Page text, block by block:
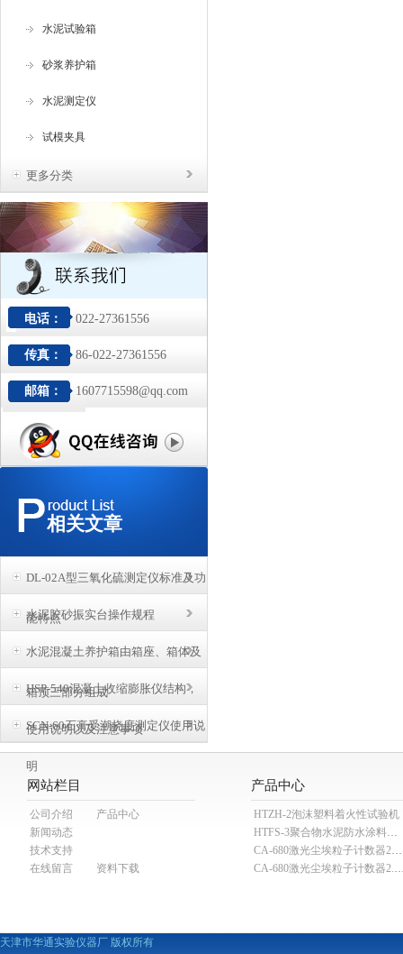
水泥试验箱
砂浆养护箱
水泥测定仪
试模夹具
更多分类
电话： 022-27361556
传真： 86-022-27361556
邮箱： 1607715598@qq.com
相关文章
DL-02A型三氧化硫测定仪标准及功
能特点
水泥胶砂振实台操作规程
水泥混凝土养护箱由箱座、箱体及
箱顶三部分组成
HSP-540混凝土收缩膨胀仪结构，
使用说明以及注意事项
SCN-60石膏受潮挠度测定仪使用说
明
网站栏目
公司介绍
产品中心
新闻动态
技术支持
在线留言
资料下载
产品中心
HTZH-2泡沫塑料着火性试验机
HTFS-3聚合物水泥防水涂料分散机
CA-680激光尘埃粒子计数器28.3L
CA-680激光尘埃粒子
天津市华通实验仪器厂 版权所有